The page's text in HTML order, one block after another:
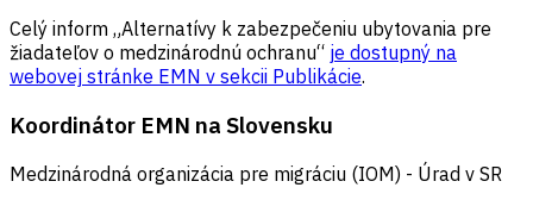
Celý inform „Alternatívy k zabezpečeniu ubytovania pre
žiadateľov o medzinárodnú ochranu“ je dostupný na
webovej stránke EMN v sekcii Publikácie.
Koordinátor EMN na Slovensku
Medzinárodná organizácia pre migráciu (IOM) - Úrad v SR